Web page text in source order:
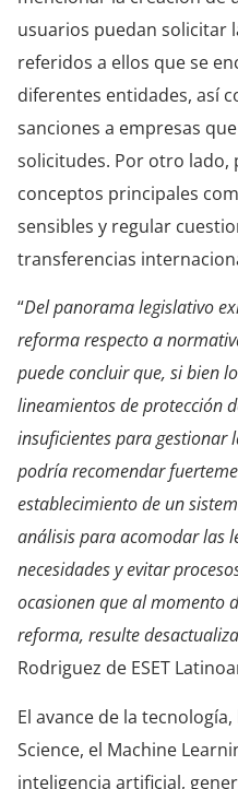
usuarios puedan solicitar
referidos a ellos que se
diferentes entidades, así
sanciones a empresas
solicitudes. Por otro
conceptos principales
sensibles y regular
transferencias
“Del panorama legislativo
reforma respecto a
puede concluir que, si bien
lineamientos de protección
insuficientes para gestionar
podría recomendar
establecimiento de un
análisis para acomodar las
necesidades y evitar
ocasionen que al momento
reforma, resulte
Rodriguez de ESET
El avance de la
Science, el Machine
inteligencia artificial,